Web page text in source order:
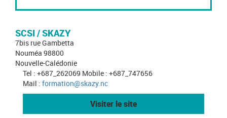
SCSI / SKAZY
7bis rue Gambetta
Nouméa 98800
Nouvelle-Calédonie
Tel : +687_262069 Mobile : +687_747656
Mail : formation@skazy.nc
Visiter le site